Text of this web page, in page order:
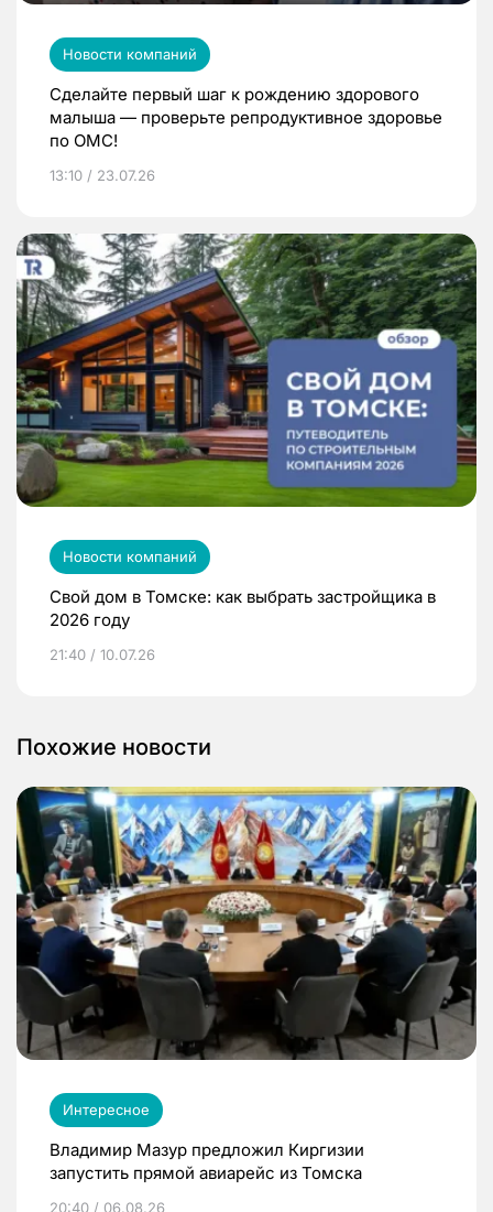
Новости компаний
Сделайте первый шаг к рождению здорового
малыша — проверьте репродуктивное здоровье
по ОМС!
13:10 / 23.07.26
Новости компаний
Свой дом в Томске: как выбрать застройщика в
2026 году
21:40 / 10.07.26
Похожие новости
Интересное
Владимир Мазур предложил Киргизии
запустить прямой авиарейс из Томска
20:40 / 06.08.26